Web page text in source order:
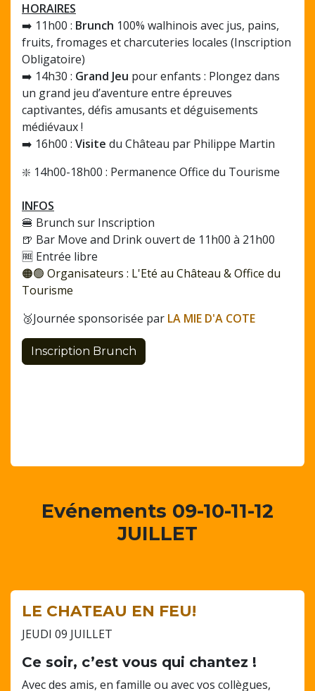
HORAIRES
➡️ 11h00 : Brunch 100% walhinois avec jus, pains,
fruits, fromages et charcuteries locales (Inscription
Obligatoire)
➡️ 14h30 : Grand Jeu pour enfants : Plongez dans
un grand jeu d’aventure entre épreuves
captivantes, défis amusants et déguisements
médiévaux !
➡️ 16h00 : Visite du Château par Philippe Martin
❇️ 14h00-18h00 : Permanence Office du Tourisme
INFOS
🍔 Brunch sur Inscription
🍺 Bar Move and Drink ouvert de 11h00 à 21h00
🆓 Entrée libre
🟠🟢 Organisateurs : L'Eté au Château & Office du
Tourisme
🥉Journée sponsorisée par LA MIE D'A COTE
Inscription Brunch
Evénements 09-10-11-12
JUILLET
LE CHATEAU EN FEU!
JEUDI 09 JUILLET
Ce soir, c’est vous qui chantez !
Avec des amis, en famille ou avec vos collègues,